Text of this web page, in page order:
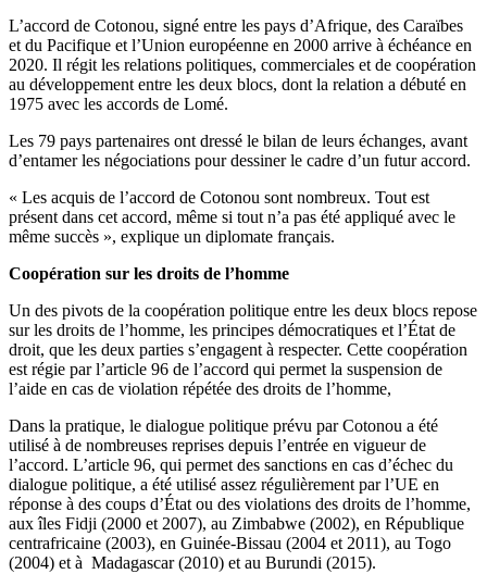
L’accord de Cotonou, signé entre les pays d’Afrique, des Caraïbes
et du Pacifique et l’Union européenne en 2000 arrive à échéance en
2020. Il régit les relations politiques, commerciales et de coopération
au développement entre les deux blocs, dont la relation a débuté en
1975 avec les accords de Lomé.
Les 79 pays partenaires ont dressé le bilan de leurs échanges, avant
d’entamer les négociations pour dessiner le cadre d’un futur accord.
« Les acquis de l’accord de Cotonou sont nombreux. Tout est
présent dans cet accord, même si tout n’a pas été appliqué avec le
même succès », explique un diplomate français.
Coopération sur les droits de l’homme
Un des pivots de la coopération politique entre les deux blocs repose
sur les droits de l’homme, les principes démocratiques et l’État de
droit, que les deux parties s’engagent à respecter. Cette coopération
est régie par l’article 96 de l’accord qui permet la suspension de
l’aide en cas de violation répétée des droits de l’homme,
Dans la pratique, le dialogue politique prévu par Cotonou a été
utilisé à de nombreuses reprises depuis l’entrée en vigueur de
l’accord. L’article 96, qui permet des sanctions en cas d’échec du
dialogue politique, a été utilisé assez régulièrement par l’UE en
réponse à des coups d’État ou des violations des droits de l’homme,
aux îles Fidji (2000 et 2007), au Zimbabwe (2002), en République
centrafricaine (2003), en Guinée-Bissau (2004 et 2011), au Togo
(2004) et à Madagascar (2010) et au Burundi (2015).